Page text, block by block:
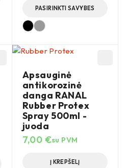
PASIRINKTI SAVYBES
Apsauginė
antikorozinė
danga RANAL
Rubber Protex
Spray 500ml -
juoda
7,00 €su PVM
Į KREPŠELĮ